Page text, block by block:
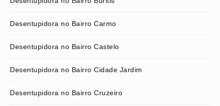
Desentupidora no Bairro Carmo
Desentupidora no Bairro Castelo
Desentupidora no Bairro Cidade Jardim
Desentupidora no Bairro Cruzeiro